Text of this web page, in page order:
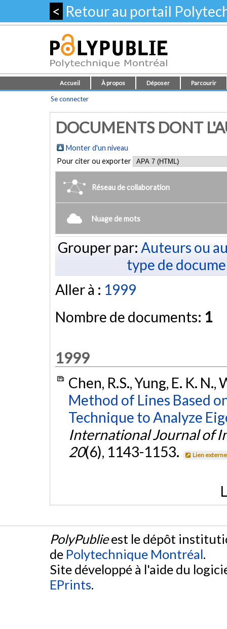
< Retour au portail
Accueil À propos Déposer Parcourir
Se connecter
DOCUMENTS DONT
Monter d'un niveau
Pour citer ou exporter
Réseau de collaboration
Nuage de mots
Grouper par: Auteurs ou
type de
Aller à : 1999
Nombre de documents: 1
1999
Chen, R.S., Yung, E. K.
Method of Lines Based
Technique to Analyze
International Journal of
20(6), 1143-1153. Lien externe
PolyPublieest le dépôt
de Polytechnique Montréal.
Site développé à l'aide du
EPrints.